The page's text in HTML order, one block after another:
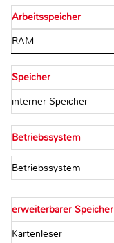
Arbeitsspeicher
RAM
Speicher
interner Speicher
Betriebssystem
Betriebssystem
erweiterbarer Speicher
Kartenleser